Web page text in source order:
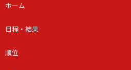
ホーム
日程・結果
順位